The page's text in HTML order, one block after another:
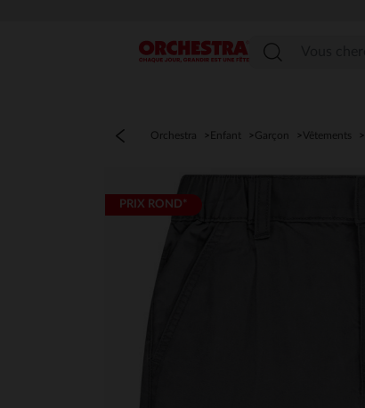
Menu
Orchestra Enfant Garçon Vêtements
PRIX ROND*